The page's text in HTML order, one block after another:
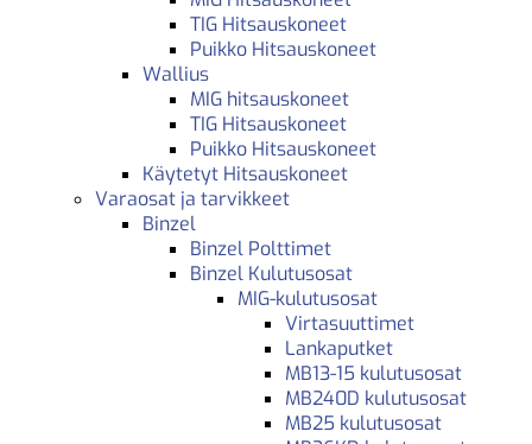
TIG Hitsauskoneet
Puikko Hitsauskoneet
Wallius
MIG hitsauskoneet
TIG Hitsauskoneet
Puikko Hitsauskoneet
Käytetyt Hitsauskoneet
Varaosat ja tarvikkeet
Binzel
Binzel Polttimet
Binzel Kulutusosat
MIG-kulutusosat
Virtasuuttimet
Lankaputket
MB13-15 kulutusosat
MB240D kulutusosat
MB25 kulutusosat